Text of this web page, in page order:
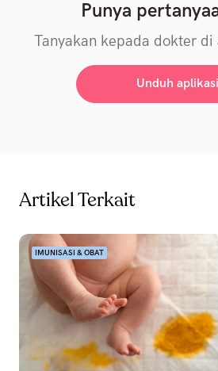
Punya
Tanyakan kepada dokter
Unduh aplikasi
Artikel Terkait
IMUNISASI & OBAT